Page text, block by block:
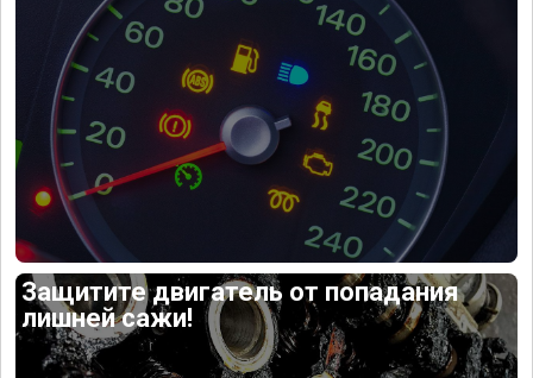
Защитите двигатель от попадания
лишней сажи!